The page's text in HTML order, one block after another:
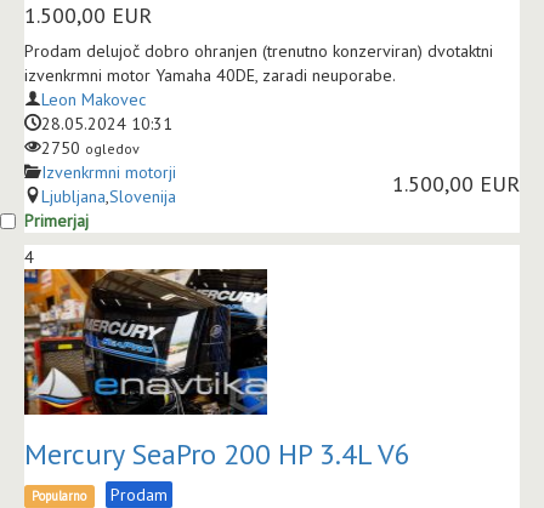
1.500,00 EUR
Prodam delujoč dobro ohranjen (trenutno konzerviran) dvotaktni
izvenkrmni motor Yamaha 40DE, zaradi neuporabe.
Leon Makovec
28.05.2024 10:31
2750 ogledov
1.500,00 EUR
Izvenkrmni motorji
Ljubljana,Slovenija
Primerjaj
4
Mercury SeaPro 200 HP 3.4L V6
Popularno Prodam